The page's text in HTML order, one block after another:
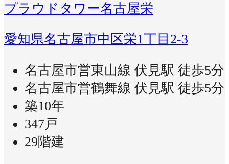
プラウドタワー名古屋栄
愛知県名古屋市中区栄1丁目2-3
名古屋市営東山線 伏見駅 徒歩5分
名古屋市営鶴舞線 伏見駅 徒歩5分
築10年
347戸
29階建